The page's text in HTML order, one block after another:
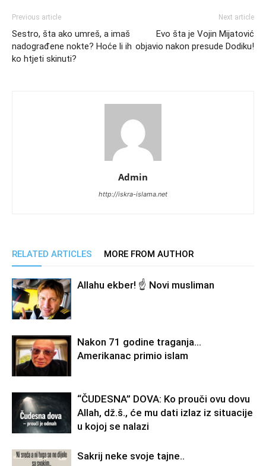
Previous article
Sestro, šta ako umreš, a imaš
nadograđene nokte? Hoće li ih
ko htjeti skinuti?
Next article
Evo šta je Vojin Mijatović
objavio nakon presude Dodiku!
Admin
http://iskra-islama.net
RELATED ARTICLES MORE FROM AUTHOR
Allahu ekber! ☝️ Novi musliman
Nakon 71 godine traganja…
Amerikanac primio islam
“ČUDESNA” DOVA: Ko prouči ovu dovu
Allah, dž.š., će mu dati izlaz iz situacije
u kojoj se nalazi
Sakrij neke svoje tajne..